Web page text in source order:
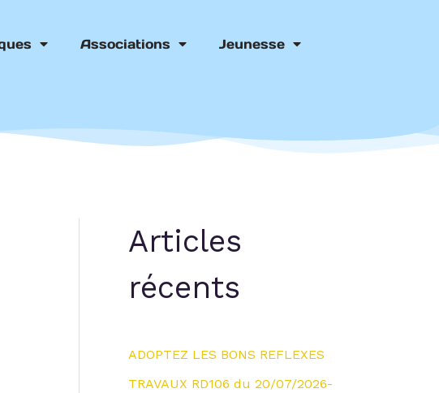
Associations Jeunesse
Articles
récents
ADOPTEZ LES BONS REFLEXES
TRAVAUX RD106 du 20/07/2026-